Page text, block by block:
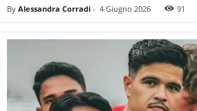
By Alessandra Corradi - 4 Giugno 2026 91